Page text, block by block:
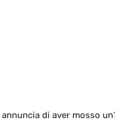
annuncia di aver mosso